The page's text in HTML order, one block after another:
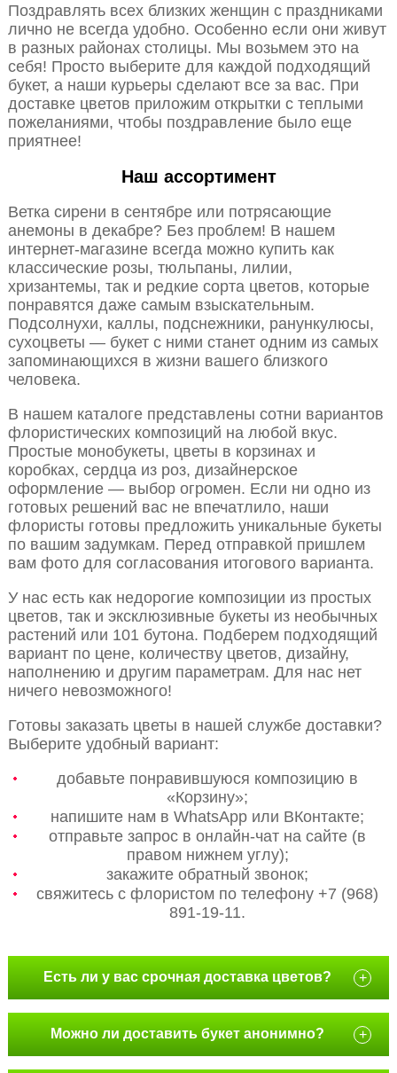
Поздравлять всех близких женщин с праздниками
лично не всегда удобно. Особенно если они живут
в разных районах столицы. Мы возьмем это на
себя! Просто выберите для каждой подходящий
букет, а наши курьеры сделают все за вас. При
доставке цветов приложим открытки с теплыми
пожеланиями, чтобы поздравление было еще
приятнее!
Наш ассортимент
Ветка сирени в сентябре или потрясающие
анемоны в декабре? Без проблем! В нашем
интернет-магазине всегда можно купить как
классические розы, тюльпаны, лилии,
хризантемы, так и редкие сорта цветов, которые
понравятся даже самым взыскательным.
Подсолнухи, каллы, подснежники, ранункулюсы,
сухоцветы — букет с ними станет одним из самых
запоминающихся в жизни вашего близкого
человека.
В нашем каталоге представлены сотни вариантов
флористических композиций на любой вкус.
Простые монобукеты, цветы в корзинах и
коробках, сердца из роз, дизайнерское
оформление — выбор огромен. Если ни одно из
готовых решений вас не впечатлило, наши
флористы готовы предложить уникальные букеты
по вашим задумкам. Перед отправкой пришлем
вам фото для согласования итогового варианта.
У нас есть как недорогие композиции из простых
цветов, так и эксклюзивные букеты из необычных
растений или 101 бутона. Подберем подходящий
вариант по цене, количеству цветов, дизайну,
наполнению и другим параметрам. Для нас нет
ничего невозможного!
Готовы заказать цветы в нашей службе доставки?
Выберите удобный вариант:
добавьте понравившуюся композицию в
«Корзину»;
напишите нам в WhatsApp или ВКонтакте;
отправьте запрос в онлайн-чат на сайте (в
правом нижнем углу);
закажите обратный звонок;
свяжитесь с флористом по телефону +7 (968)
891-19-11.
Есть ли у вас срочная доставка цветов? +
Можно ли доставить букет анонимно? +